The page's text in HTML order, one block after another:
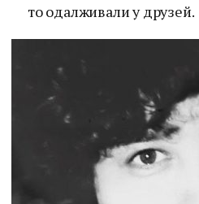
то одалживали у друзей.